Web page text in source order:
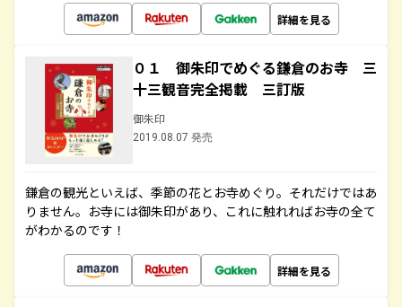
詳細を見る
０１ 御朱印でめぐる鎌倉のお寺 三
十三観音完全掲載 三訂版
御朱印
2019.08.07 発売
鎌倉の観光といえば、季節の花とお寺めぐり。それだけではあ
りません。お寺には御朱印があり、これに触れればお寺の全て
がわかるのです！
詳細を見る